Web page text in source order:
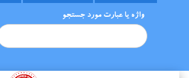
واژه یا عبارت مورد جستجو